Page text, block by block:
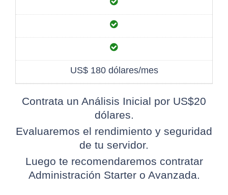
US$ 180 dólares/mes
Contrata un Análisis Inicial por US$20
dólares.
Evaluaremos el rendimiento y seguridad
de tu servidor.
Luego te recomendaremos contratar
Administración Starter o Avanzada.